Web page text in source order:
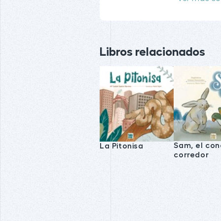
Libros relacionados
La Pitonisa
Sam, el
corredor